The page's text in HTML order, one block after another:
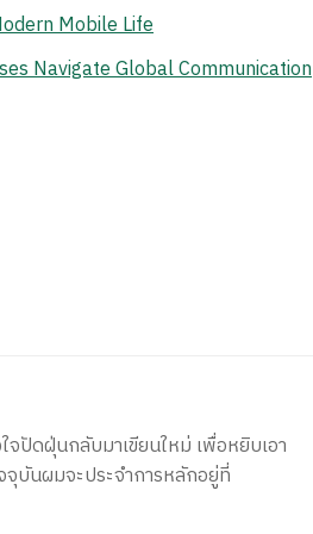
Mobile Life
Navigate Global Communication
ปัดฝุ่นกลับมาเขียนใหม่ เพื่อหยิบเอา
จุบันผมจะประจำการหลักอยู่ที่